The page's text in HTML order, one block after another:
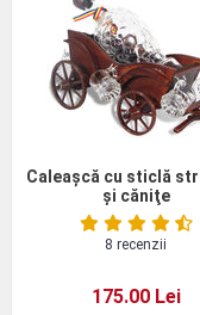
Caleaşcă cu sticlă
şi căniţe
8 recenzii
175.00 Lei